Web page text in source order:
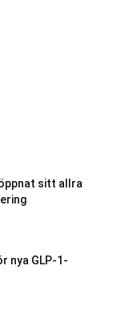
sitt allra
nya GLP-1-